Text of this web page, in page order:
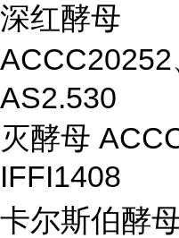
深红酵母
ACCC20252
AS2.530
灭酵母
IFFI1408
卡尔斯伯酵